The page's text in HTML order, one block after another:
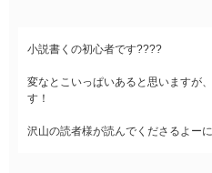
小説書くの初心者です????
変なとこいっぱいあると思いますが
す！
沢山の読者様が読んでくださるよーに